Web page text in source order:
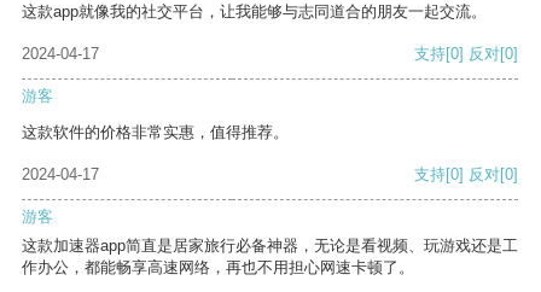
这款app就像我的社交平台，让我能够与志同道合的朋友一起交流。
2024-04-17 支持[0] 反对[0]
游客
这款软件的价格非常实惠，值得推荐。
2024-04-17 支持[0] 反对[0]
游客
这款加速器app简直是居家旅行必备神器，无论是看视频、玩游戏还是工
作办公，都能畅享高速网络，再也不用担心网速卡顿了。